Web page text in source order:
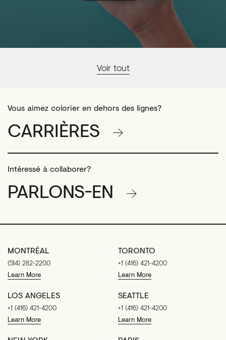
Voir tout
Vous aimez colorier en dehors des lignes?
CARRIÈRES
Intéressé à collaborer?
PARLONS-EN
MONTRÉAL
(514) 282-2200
Learn More
TORONTO
+1 (416) 421-4200
Learn More
LOS ANGELES
+1 (416) 421-4200
Learn More
SEATTLE
+1 (416) 421-4200
Learn More